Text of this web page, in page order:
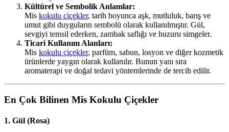
Kültürel ve Sembolik Anlamlar:
Mis kokulu çiçekler, tarih boyunca aşk, mutluluk, barış ve
umut gibi duyguların sembolü olarak kullanılmıştır. Gül,
sevgiyi temsil ederken, zambak saflığı ve huzuru simgeler.
Ticari Kullanım Alanları:
Mis kokulu çiçekler, parfüm, sabun, losyon ve diğer kozmetik
ürünlerde yaygın olarak kullanılır. Bunun yanı sıra
aromaterapi ve doğal tedavi yöntemlerinde de tercih edilir.
En Çok Bilinen Mis Kokulu Çiçekler
1. Gül (Rosa)